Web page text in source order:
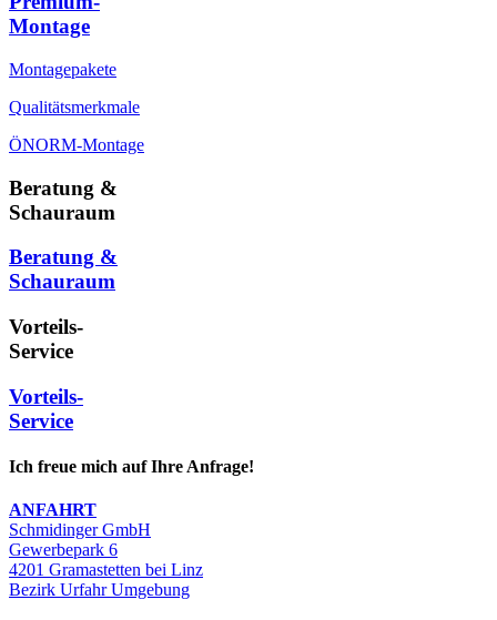
Montage
Montagepakete
Qualitätsmerkmale
ÖNORM-Montage
Beratung &
Schauraum
Beratung &
Schauraum
Vorteils-
Service
Vorteils-
Service
Ich freue mich auf Ihre Anfrage!
ANFAHRT
Schmidinger GmbH
Gewerbepark 6
4201 Gramastetten bei Linz
Bezirk Urfahr Umgebung